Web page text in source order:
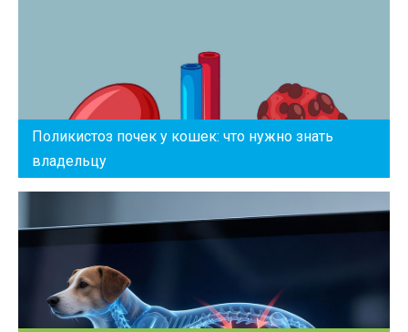
Поликистоз почек у кошек: что нужно знать
владельцу